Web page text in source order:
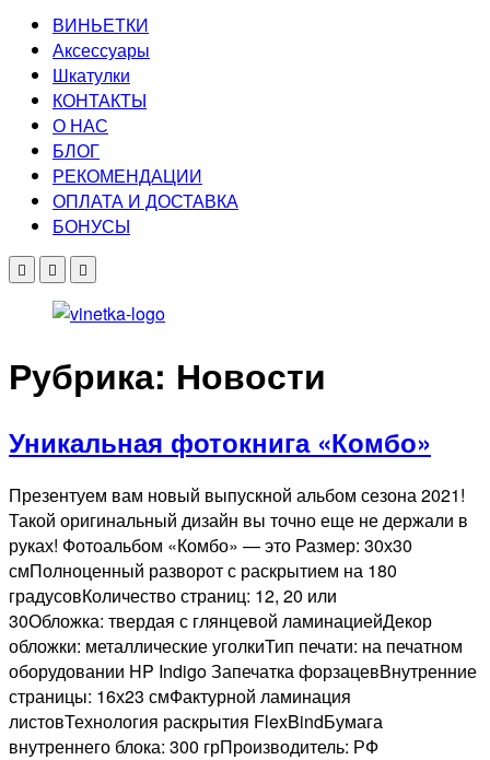
ВИНЬЕТКИ
Аксессуары
Шкатулки
КОНТАКТЫ
О НАС
БЛОГ
РЕКОМЕНДАЦИИ
ОПЛАТА И ДОСТАВКА
БОНУСЫ
Рубрика: Новости
Уникальная фотокнига «Комбо»
Презентуем вам новый выпускной альбом сезона 2021!
Такой оригинальный дизайн вы точно еще не держали в
руках! Фотоальбом «Комбо» — это Размер: 30х30
смПолноценный разворот с раскрытием на 180
градусовКоличество страниц: 12, 20 или
30Обложка: твердая с глянцевой ламинациейДекор
обложки: металлические уголкиТип печати: на печатном
оборудовании HP Indigo Запечатка форзацевВнутренние
страницы: 16х23 смФактурной ламинация
листовТехнология раскрытия FlexBindБумага
внутреннего блока: 300 грПроизводитель: РФ